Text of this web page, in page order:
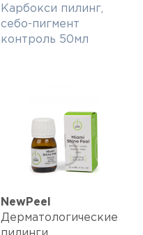
Карбокси пилинг,
себо-пигмент
контроль 50мл
NewPeel
Дерматологические